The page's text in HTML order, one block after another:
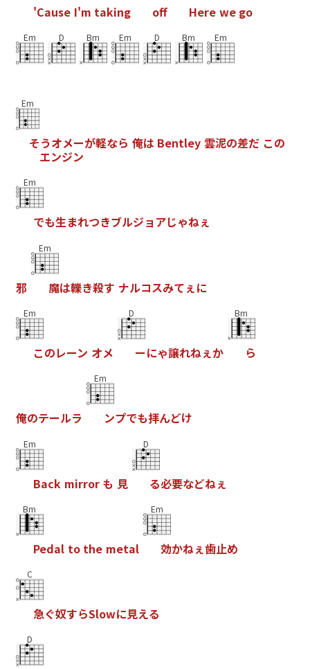
'Cause I'm taking of Here we go
Em D Bm Em D Bm Em
Em
そうオメーが軽なら 俺は Bentley 雲泥の差だ この
エンジン
Em
でも生まれつきブルジョ アじゃねぇ
邪
Em
魔は轢き殺す ナルコスみてぇ に
Em
このレーン オメ
D
ーにゃ譲れねぇか
Bm
ら
俺のテールラ
Em
ンプでも拝んどけ
Em
Back mirror も 見
D
る必要などねぇ
Bm
Pedal to the metal
Em
効かねぇ歯止め
C
急ぐ奴すらSlowに見える
D